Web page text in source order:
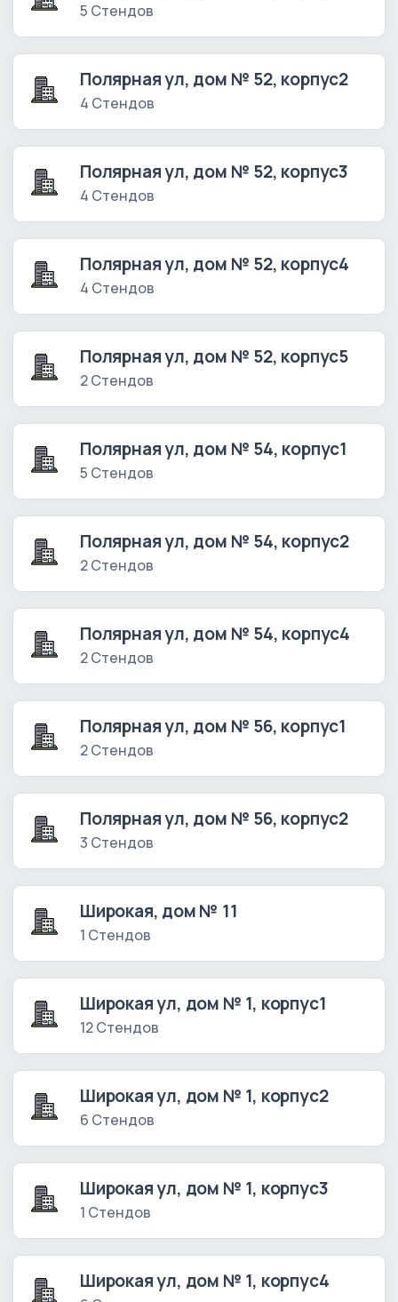
5 Стендов
Полярная ул, дом № 52, корпус2
4 Стендов
Полярная ул, дом № 52, корпус3
4 Стендов
Полярная ул, дом № 52, корпус4
4 Стендов
Полярная ул, дом № 52, корпус5
2 Стендов
Полярная ул, дом № 54, корпус1
5 Стендов
Полярная ул, дом № 54, корпус2
2 Стендов
Полярная ул, дом № 54, корпус4
2 Стендов
Полярная ул, дом № 56, корпус1
2 Стендов
Полярная ул, дом № 56, корпус2
3 Стендов
Широкая, дом № 11
1 Стендов
Широкая ул, дом № 1, корпус1
12 Стендов
Широкая ул, дом № 1, корпус2
6 Стендов
Широкая ул, дом № 1, корпус3
1 Стендов
Широкая ул, дом № 1, корпус4